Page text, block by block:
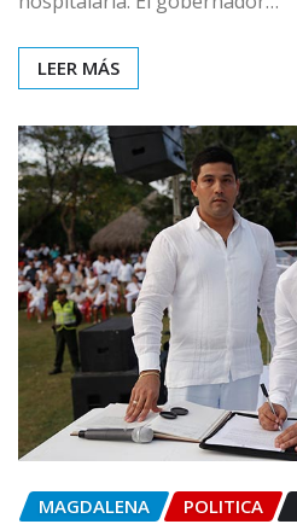
LEER MÁS
MAGDALENA POLITICA